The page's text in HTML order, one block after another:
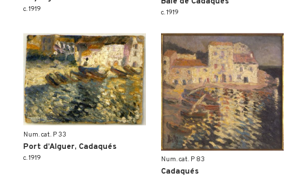
c. 1919 c. 1919
Num. cat. P 33
Port d’Alguer, Cadaqués
c. 1919 Num. cat. P 83
Cadaqués